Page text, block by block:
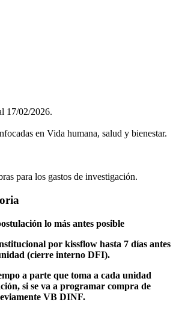
17/02/2026.
en Vida humana, salud y bienestar.
para los gastos de investigación.
lo más antes posible
por kissflow hasta 7 días antes
(cierre interno DFI).
a parte que toma a cada unidad
si se va a programar compra de
VB DINF.